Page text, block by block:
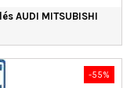
AUDI MITSUBISHI
-55%